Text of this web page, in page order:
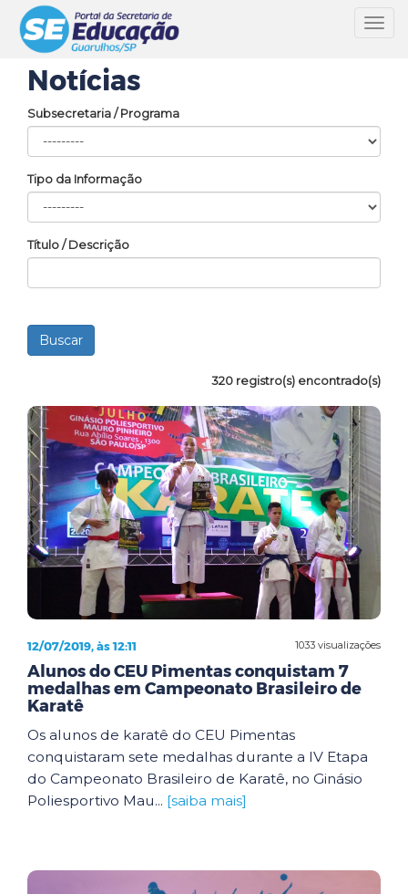
Notícias
Subsecretaria / Programa
Tipo da Informação
Título / Descrição
320 registro(s) encontrado(s)
1033 visualizações
12/07/2019, às 12:11
Alunos do CEU Pimentas conquistam 7
medalhas em Campeonato Brasileiro de
Karatê
Os alunos de karatê do CEU Pimentas
conquistaram sete medalhas durante a IV Etapa
do Campeonato Brasileiro de Karatê, no Ginásio
Poliesportivo Mau... [saiba mais]